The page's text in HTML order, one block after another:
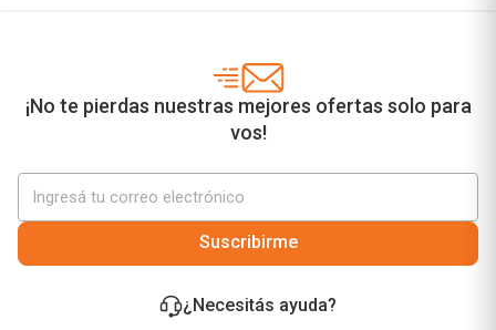
¡No te pierdas nuestras mejores ofertas solo para
vos!
Suscribirme
¿Necesitás ayuda?
garnier toque seco crema facial
. mela b3
6
get the look
8
9